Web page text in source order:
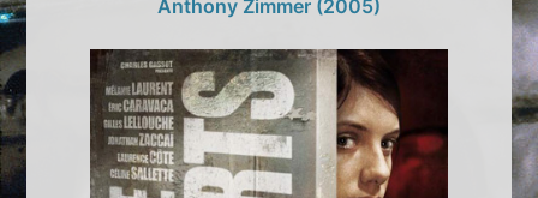
Anthony Zimmer (2005)